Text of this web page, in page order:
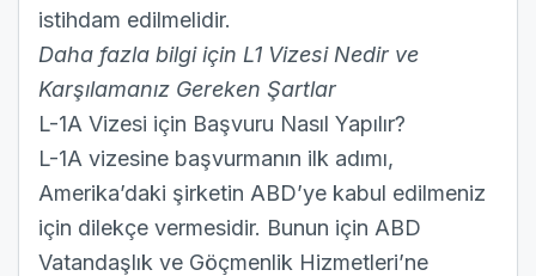
istihdam edilmelidir.
Daha fazla bilgi için L1 Vizesi Nedir ve
Karşılamanız Gereken Şartlar
L-1A Vizesi için Başvuru Nasıl Yapılır?
L-1A vizesine başvurmanın ilk adımı,
Amerika’daki şirketin ABD’ye kabul edilmeniz
için dilekçe vermesidir. Bunun için ABD
Vatandaşlık ve Göçmenlik Hizmetleri’ne